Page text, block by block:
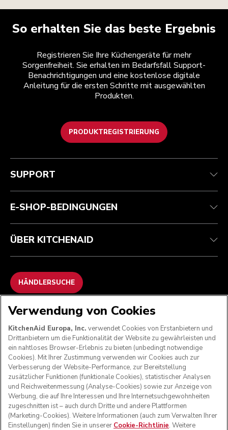
So erhalten Sie das beste Ergebnis
Registrieren Sie Ihre Küchengeräte für mehr
Sorgenfreiheit. Sie erhalten im Bedarfsfall Support-
Benachrichtigungen und eine kostenlose digitale
Anleitung für die ersten Schritte mit ausgewählten
Produkten.
PRODUKTREGISTRIERUNG
Health Check
Verfolgen Sie Ihre Bestellung
Garantie und Dokumente
Häufig gestellte fragen
Teilnahmebedingungen
Rückgaben und Erstattungen
Impressum
ODR
Die Marke
Händlersuche
SUPPORT
E-SHOP-BEDINGUNGEN
ÜBER KITCHENAID
HÄNDLERSUCHE
WIR AKZEPTIEREN
FOLGEN SIE UNS
Verwendung von Cookies
KitchenAid Europa, Inc. verwendet Cookies von Erstanbietern und
Drittanbietern um die Funktionalität der Website zu gewährleisten und
ein nahtloses Browser-Erlebnis zu bieten (unbedingt notwendige
Cookies). Mit Ihrer Zustimmung verwenden wir Cookies auch zur
Verbesserung der Website-Performance, zur Bereitstellung
zusätzlicher Funktionen (funktionale Cookies), statistischer Analysen
und Reichweitenmessung (Analyse-Cookies) sowie zur Anzeige von
Werbung, die auf Ihre Interessen und Ihre Internetsuchgewohnheiten
zugeschnitten ist – auch durch Dritte und andere Plattformen
(Marketing-Cookies). Weitere Informationen (auch zum Verwalten Ihrer
Einstellungen) finden Sie in unserer Cookie-Richtlinie. Weitere